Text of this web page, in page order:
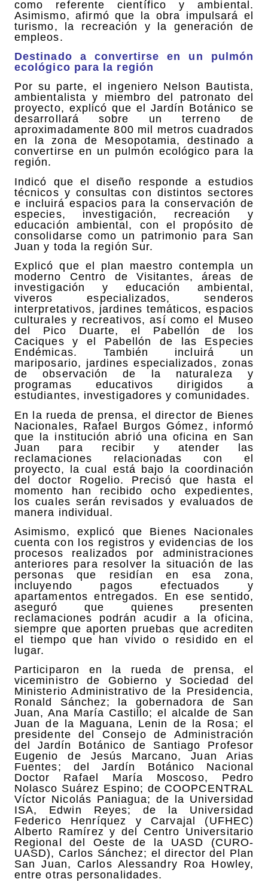
como referente científico y ambiental.
Asimismo, afirmó que la obra impulsará el
turismo, la recreación y la generación de
empleos.
Destinado a convertirse en un pulmón
ecológico para la región
Por su parte, el ingeniero Nelson Bautista,
ambientalista y miembro del patronato del
proyecto, explicó que el Jardín Botánico se
desarrollará sobre un terreno de
aproximadamente 800 mil metros cuadrados
en la zona de Mesopotamia, destinado a
convertirse en un pulmón ecológico para la
región.
Indicó que el diseño responde a estudios
técnicos y consultas con distintos sectores
e incluirá espacios para la conservación de
especies, investigación, recreación y
educación ambiental, con el propósito de
consolidarse como un patrimonio para San
Juan y toda la región Sur.
Explicó que el plan maestro contempla un
moderno Centro de Visitantes, áreas de
investigación y educación ambiental,
viveros especializados, senderos
interpretativos, jardines temáticos, espacios
culturales y recreativos, así como el Museo
del Pico Duarte, el Pabellón de los
Caciques y el Pabellón de las Especies
Endémicas. También incluirá un
mariposario, jardines especializados, zonas
de observación de la naturaleza y
programas educativos dirigidos a
estudiantes, investigadores y comunidades.
En la rueda de prensa, el director de Bienes
Nacionales, Rafael Burgos Gómez, informó
que la institución abrió una oficina en San
Juan para recibir y atender las
reclamaciones relacionadas con el
proyecto, la cual está bajo la coordinación
del doctor Rogelio. Precisó que hasta el
momento han recibido ocho expedientes,
los cuales serán revisados y evaluados de
manera individual.
Asimismo, explicó que Bienes Nacionales
cuenta con los registros y evidencias de los
procesos realizados por administraciones
anteriores para resolver la situación de las
personas que residían en esa zona,
incluyendo pagos efectuados y
apartamentos entregados. En ese sentido,
aseguró que quienes presenten
reclamaciones podrán acudir a la oficina,
siempre que aporten pruebas que acrediten
el tiempo que han vivido o residido en el
lugar.
Participaron en la rueda de prensa, el
viceministro de Gobierno y Sociedad del
Ministerio Administrativo de la Presidencia,
Ronald Sánchez; la gobernadora de San
Juan, Ana María Castillo; el alcalde de San
Juan de la Maguana, Lenin de la Rosa; el
presidente del Consejo de Administración
del Jardín Botánico de Santiago Profesor
Eugenio de Jesús Marcano, Juan Arias
Fuentes; del Jardín Botánico Nacional
Doctor Rafael María Moscoso, Pedro
Nolasco Suárez Espino; de COOPCENTRAL
Víctor Nicolás Paniagua; de la Universidad
ISA, Edwin Reyes; de la Universidad
Federico Henríquez y Carvajal (UFHEC)
Alberto Ramírez y del Centro Universitario
Regional del Oeste de la UASD (CURO-
UASD), Carlos Sánchez; el director del Plan
San Juan, Carlos Alessandry Roa Howley,
entre otras personalidades.